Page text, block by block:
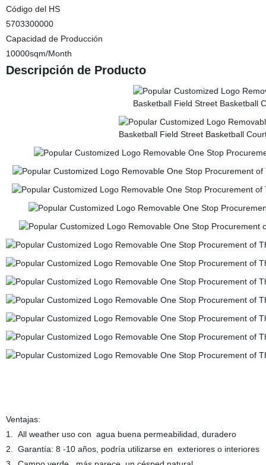
Código del HS
5703300000
Capacidad de Producción
10000sqm/Month
Descripción de Producto
Ventajas:
1. All weather uso con agua buena permeabilidad, duradero
2. Garantía: 8 -10 años, podría utilizarse en exteriores o interiores